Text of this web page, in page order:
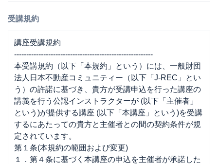
受講規約
講座受講規約
---------------------------------------------------------
本受講規約（以下「本規約」という）には、一般財団
法人日本不動産コミュニティー（以下「J-REC」とい
う）の許諾に基づき、貴方が受講申込を行った講座の
講義を行う公認インストラクターが (以下「主催者」
という)が提供する講座 (以下「本講座」という)を受講
するにあたっての貴方と主催者との間の契約条件が規
定されています。
第１条(本規約の範囲および変更)
１．第４条に基づく本講座の申込を主催者が承諾した